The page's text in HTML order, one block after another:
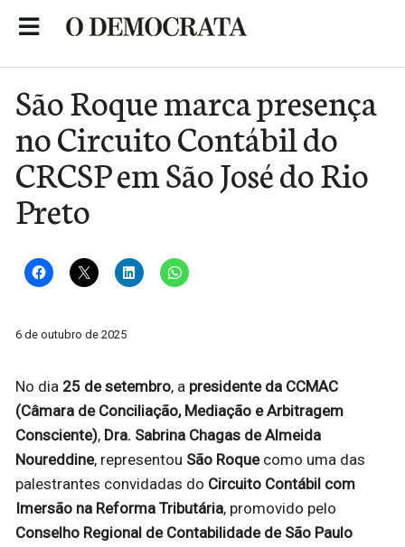
São Roque marca presença
no Circuito Contábil do
CRCSP em São José do Rio
Preto
6 de outubro de 2025
No dia 25 de setembro, a presidente da CCMAC
(Câmara de Conciliação, Mediação e Arbitragem
Consciente), Dra. Sabrina Chagas de Almeida
Noureddine, representou São Roquecomo uma das
palestrantes convidadas do Circuito Contábil com
Imersão na Reforma Tributária, promovido pelo
Conselho Regional de Contabilidade de São Paulo